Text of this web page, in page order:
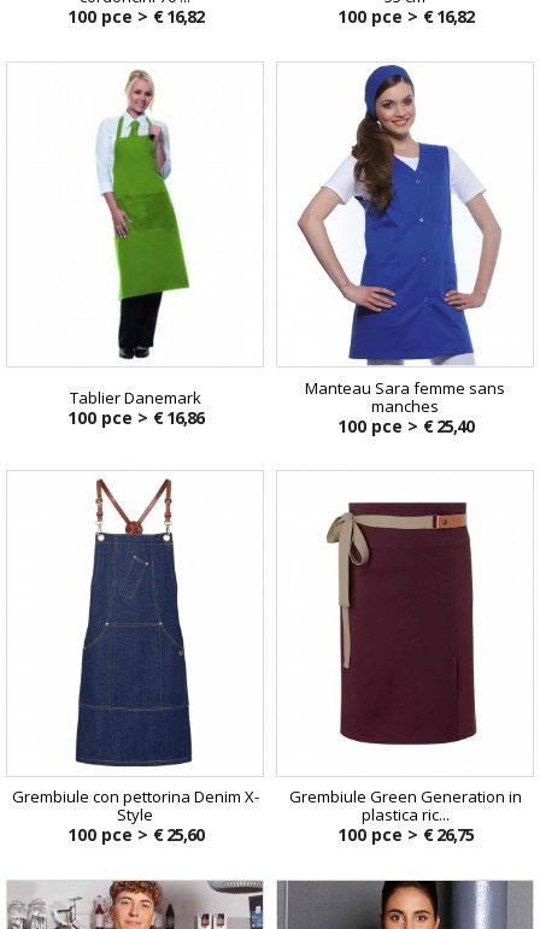
100 pce > € 16,82 100 pce > € 16,82
Tablier Danemark
100 pce > € 16,86
Manteau Sara femme sans
manches
100 pce > € 25,40
Grembiule con pettorina Denim X-
Style
100 pce > € 25,60
Grembiule Green Generation in
plastica ric...
100 pce > € 26,75